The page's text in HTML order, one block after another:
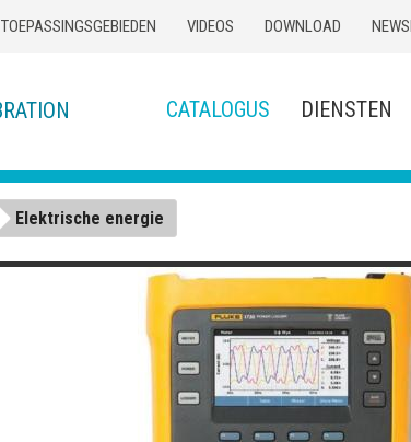
TOEPASSINGSGEBIEDEN VIDEOS DOWNLOAD
CATALOGUS DIENSTEN
Elektrische energie